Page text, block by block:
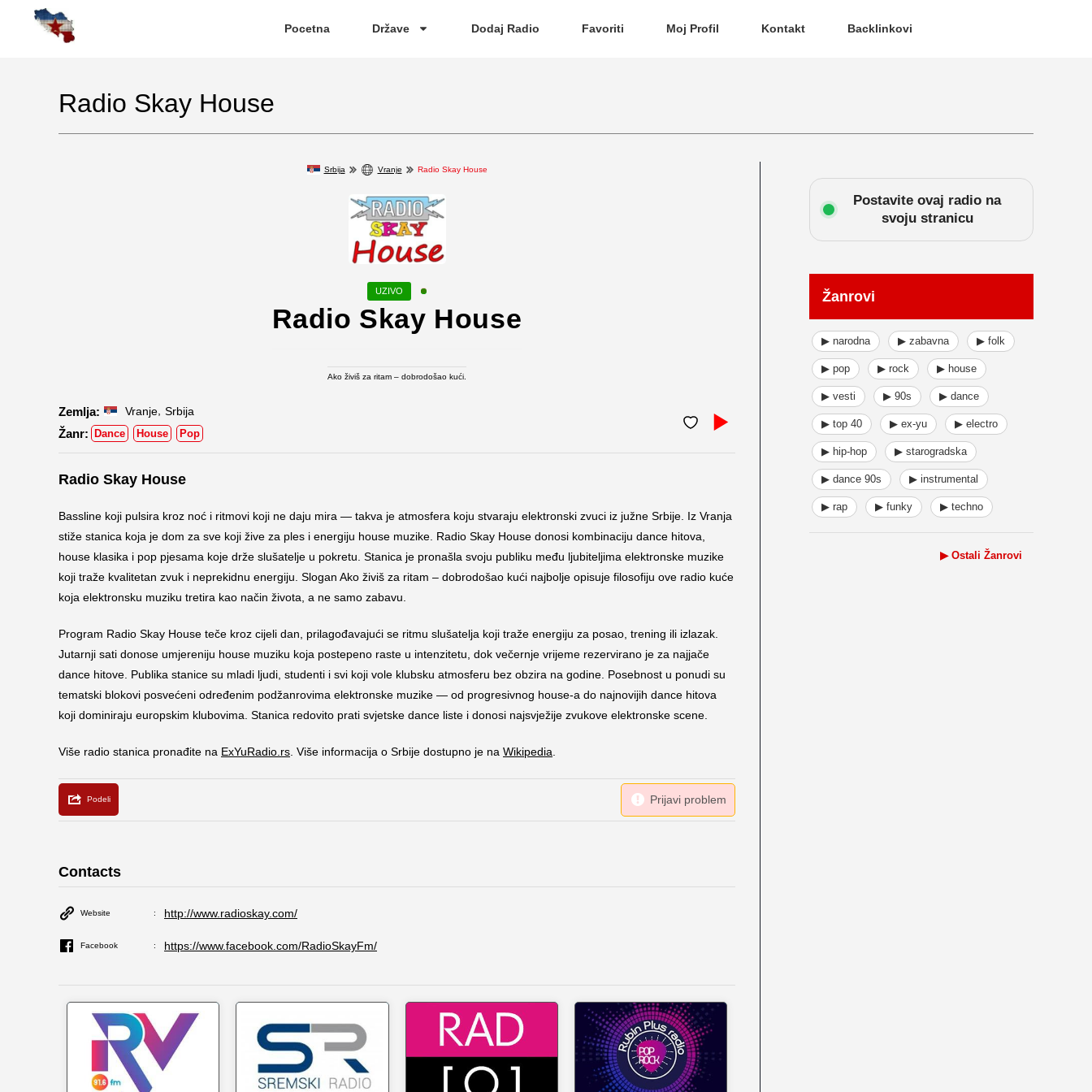
Pocetna Države Dodaj Radio Favoriti Moj Profil Kontakt Backlinkovi
Radio Skay House
Srbija Vranje Radio Skay House
Radio Skay House
Ako živiš za ritam – dobrodošao kući.
Vranje Srbija
Dance House Pop
Radio Skay House
Bassline koji pulsira kroz noć i ritmovi koji ne daju mira — takva je atmosfera koju stvaraju elektronski zvuci iz južne Srbije. Iz Vranja
stiže stanica koja je dom za sve koji žive za ples i energiju house muzike. Radio Skay House donosi kombinaciju dance hitova,
house klasika i pop pjesama koje drže slušatelje u pokretu. Stanica je pronašla svoju publiku među ljubiteljima elektronske muzike
koji traže kvalitetan zvuk i neprekidnu energiju. Slogan Ako živiš za ritam – dobrodošao kući najbolje opisuje filosofiju ove radio kuće
koja elektronsku muziku tretira kao način života, a ne samo zabavu.
Program Radio Skay House teče kroz cijeli dan, prilagođavajući se ritmu slušatelja koji traže energiju za posao, trening ili izlazak.
Jutarnji sati donose umjereniju house muziku koja postepeno raste u intenzitetu, dok večernje vrijeme rezervirano je za najjače
dance hitove. Publika stanice su mladi ljudi, studenti i svi koji vole klubsku atmosferu bez obzira na godine. Posebnost u ponudi su
tematski blokovi posvećeni određenim podžanrovima elektronske muzike — od progresivnog house-a do najnovijih dance hitova
koji dominiraju europskim klubovima. Stanica redovito prati svjetske dance liste i donosi najsvježije zvukove elektronske scene.
Više radio stanica pronađite na ExYuRadio.rs . Više informacija o Srbije dostupno je na Wikipedia
Contacts
Website http://www.radioskay.com/
Facebook https://www.facebook.com/RadioSkayFm/
Postavite ovaj radio na
svoju stranicu
Žanrovi
▶ narodna ▶ zabavna ▶ folk
▶ pop ▶ rock ▶ house
▶ vesti ▶ 90s ▶ dance
▶ top 40 ▶ ex-yu ▶ electro
▶ hip-hop ▶ starogradska
▶ dance 90s ▶ instrumental
▶ rap ▶ funky ▶ techno
▶ Ostali Žanrovi